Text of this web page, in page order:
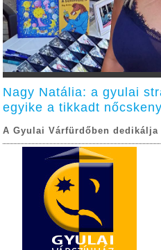
Nagy Natália: a gyulai
egyike a tikkadt
A Gyulai Várfürdőben